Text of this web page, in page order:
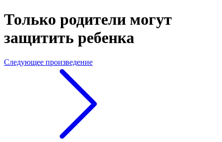
Только родители могут
защитить ребенка
Следующее произведение